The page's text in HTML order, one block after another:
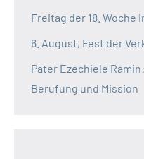
Freitag der 18. Woche
6. August, Fest der
Pater Ezechiele
Berufung und Mission